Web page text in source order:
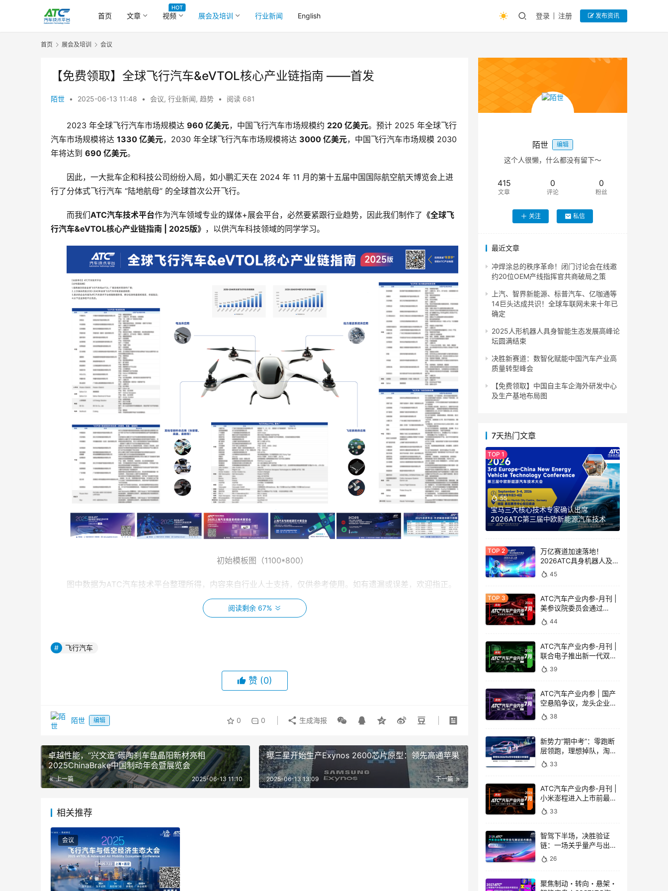
首页 文章 视频
HOT
展会及培训 行业新闻 English 登录 注册 发布资讯
首页 展会及培训 会议
【免费领取】全球飞行汽车&eVTOL核心产业链指南 ——首发
陌世 • 2025-06-13 11:48 • 会议, 行业新闻, 趋势 • 阅读 681
2023 年全球飞行汽车市场规模达 960 亿美元，中国飞行汽车市场规模约 220 亿美元。预计 2025 年全球飞行
汽车市场规模将达 1330 亿美元，2030 年全球飞行汽车市场规模将达 3000 亿美元，中国飞行汽车市场规模 2030
年将达到 690 亿美元。
因此，一大批车企和科技公司纷纷入局，如小鹏汇天在 2024 年 11 月的第十五届中国国际航空航天博览会上进
行了分体式飞行汽车 “陆地航母” 的全球首次公开飞行。
而我们ATC汽车技术平台作为汽车领域专业的媒体+展会平台，必然要紧跟行业趋势，因此我们制作了 《全球飞
行汽车&eVTOL核心产业链指南 | 2025版》 ，以供汽车科技领域的同学学习。
初始模板图（1100*800）
图中数据为ATC汽车技术平台整理所得，内容来自行业人士支持，仅供参考使用。如有遗漏或误差，欢迎指正。
《全球飞行汽车&eVTOL核心产业链指南 | 2025版》
分布图信息
01.发行数量
5,000份（尺寸1100mm*800mm）
02.发行对象
1）飞行汽车&eVTOL 主机厂：小鹏汇天、奇瑞、长安、吉利、广汽、亿航智能、峰飞航空、零重力、沃飞长
阅读剩余 67%
飞行汽车
赞 (0)
陌世 编辑 0 0 生成海报
卓越性能，“兴文造”碳陶刹车盘晶阳新材亮相
2025ChinaBrake中国制动年会暨展览会
上一篇 2025-06-13 11:10
曝三星开始生产Exynos 2600芯片原型：领先高通苹果
下一篇
2025-06-13 13:09
相关推荐
会议
陌世 编辑
这个人很懒，什么都没有留下～
415
文章
0
评论
0
粉丝
关注 私信
最近文章
冲焊涂总的秩序革命！闭门讨论会在线邀
约20位OEM产线指挥官共商破局之策
上汽、智界新能源、标普汽车、亿咖通等
14巨头达成共识！全球车联网未来十年已
确定
2025人形机器人具身智能生态发展高峰论
坛圆满结束
决胜新赛道：数智化赋能中国汽车产业高
质量转型峰会
【免费领取】中国自主车企海外研发中心
及生产基地布局图
7天热门文章
55
宝马三大核心技术专家确认出席
2026ATC第三届中欧新能源汽车技术大
会，覆盖集团战略、高压电池及充电、
万亿赛道加速落地！
2026ATC具身机器人及一
体化模组技术峰会 解锁机
器人量产最后一公里
45
ATC汽车产业内参-月刊 |
美参议院委员会通过
《2026年联网汽车安全法
案》，电动汽车两项安全
44
ATC汽车产业内参-月刊 |
联合电子推出新一代双向
GaN车载充配电单元，辰
致安奇与深蓝汽车首套试
39
ATC汽车产业内参 | 国产
空悬陷争议，龙头企业发
声 | 线控转向新国标正式
实施，智己LS9全系配备
38
新势力“期中考”：零跑断
层领跑，理想掉队，淘汰
赛全面开启
33
ATC汽车产业内参-月刊 |
小米澎程进入上市前最终
精细化校验阶段，华为乾
崑ADS 5正式启动商用
产车型
33
智驾下半场，决胜验证
链：一场关乎量产与出海
的效率革命
26
聚焦制动・转向・悬架・